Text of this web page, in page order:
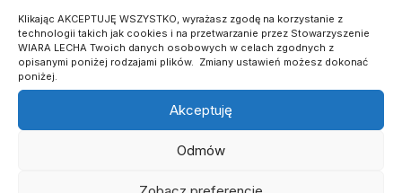
Klikając AKCEPTUJĘ WSZYSTKO, wyrażasz zgodę na korzystanie z
technologii takich jak cookies i na przetwarzanie przez Stowarzyszenie
WIARA LECHA Twoich danych osobowych w celach zgodnych z
opisanymi poniżej rodzajami plików. Zmiany ustawień możesz dokonać
poniżej.
Akceptuję
Odmów
TRENER ŁUKASZ KUBIAK PO ZAKOŃCZENIU
SEZONU: NASZE NASTROJE ZMIENIAŁY SIĘ JAK
NA KOLEJCE GÓRSKIEJ